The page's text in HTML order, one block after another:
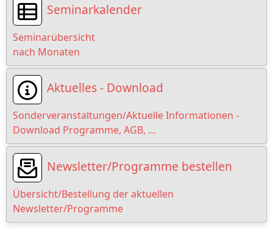
Loading
Loading
Loading
Seminarkalender
Seminarübersicht
nach Monaten
Aktuelles - Download
Sonderveranstaltungen/Aktuelle Informationen -
Download Programme, AGB, …
Newsletter/Programme bestellen
Übersicht/Bestellung der aktuellen
Newsletter/Programme